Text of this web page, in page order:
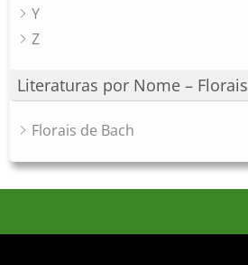
Y
Z
Literaturas por Nome – Florais
Florais de Bach